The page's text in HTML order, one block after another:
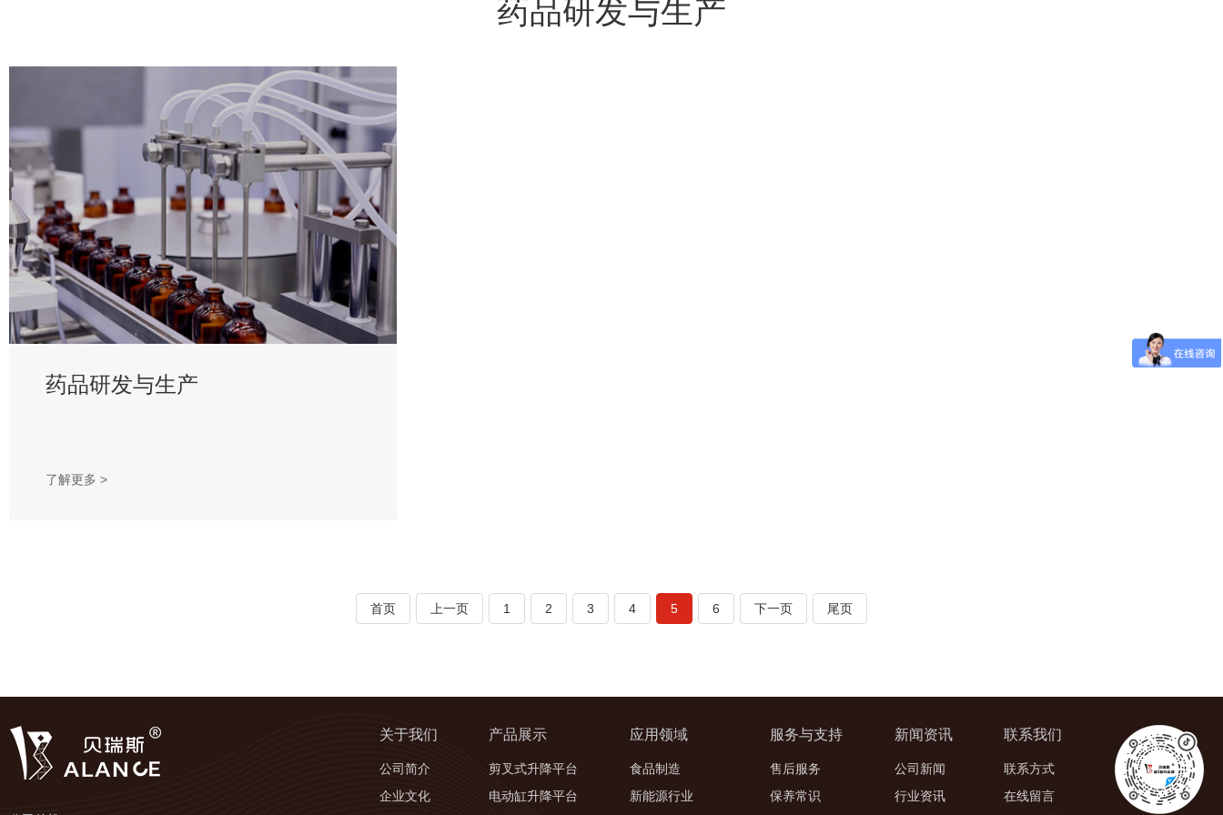
药品研发与生产
药品研发与生产
了解更多 >
首页 上一页 1 2 3 4 5 6 下一页 尾页
关于我们
公司简介
企业文化
产品展示
剪叉式升降平台
电动缸升降平台
应用领域
食品制造
新能源行业
服务与支持
售后服务
保养常识
新闻资讯
公司新闻
行业资讯
联系我们
联系方式
在线留言